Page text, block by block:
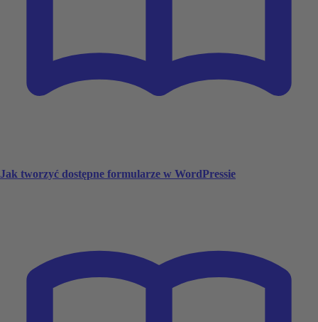
Jak tworzyć dostępne formularze w WordPressie